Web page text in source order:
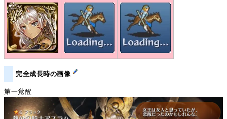
完全成長時の画像
第一覚醒